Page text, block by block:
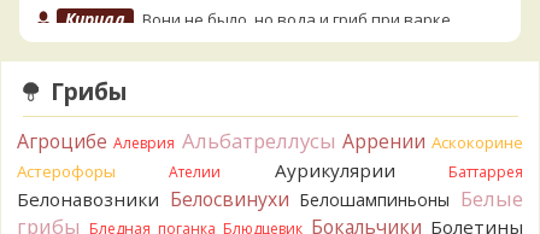
Кирилл
Вони не было, но вода и гриб при варке
начали желтеть. Выкинул. Большое спасибо.
14 часов назад
Кирилл
14 часов назад
Tatiana_A
Да. Но они не все безоговорочно
съедобны.
14 часов назад
Грибы
Агроцибе Алеврия Альбатреллусы Аррении Аскокорине
Астерофоры
Ателии Аурикулярии Баттаррея
Белонавозники Белосвинухи Белошампиньоны Белые
грибы Бледная поганка Блюдцевик Бокальчики Болетины